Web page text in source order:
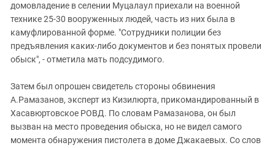
домовладение в селении Муцалаул приехали на военной
технике 25-30 вооруженных людей, часть из них была в
камуфлированной форме. "Сотрудники полиции без
предъявления каких-либо документов и без понятых провели
обыск", - отметила мать подсудимого.
Затем был опрошен свидетель стороны обвинения
А.Рамазанов, эксперт из Кизилюрта, прикомандированный в
Хасавюртовское РОВД. По словам Рамазанова, он был
вызван на место проведения обыска, но не видел самого
момента обнаружения пистолета в доме Джакаевых. Со слов